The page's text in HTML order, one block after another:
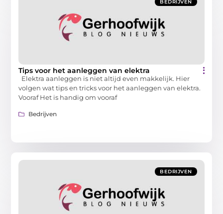
BEDRIJVEN
Tips voor het aanleggen van elektra
Elektra aanleggen is niet altijd even makkelijk. Hier
volgen wat tips en tricks voor het aanleggen van elektra.
Vooraf Het is handig om vooraf
Bedrijven
BEDRIJVEN